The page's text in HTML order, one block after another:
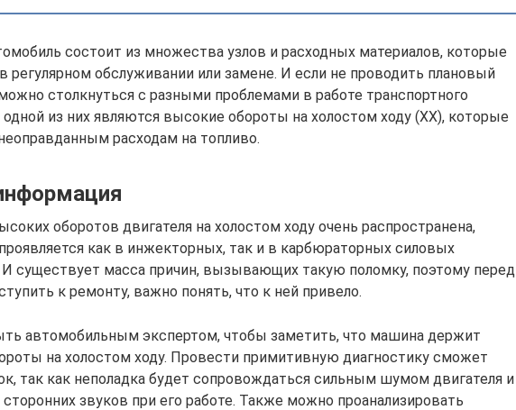
состоит из множества узлов и расходных материалов, которые
регулярном обслуживании или замене. И если не проводить плановый
столкнуться с разными проблемами в работе транспортного
из них являются высокие обороты на холостом ходу (ХХ), которые
расходам на топливо.
оборотов двигателя на холостом ходу очень распространена,
как в инжекторных, так и в карбюраторных силовых
И существует масса причин, вызывающих такую поломку, поэтому перед
к ремонту, важно понять, что к ней привело.
автомобильным экспертом, чтобы заметить, что машина держит
на холостом ходу. Провести примитивную диагностику сможет
так как неполадка будет сопровождаться сильным шумом двигателя и
звуков при его работе. Также можно проанализировать